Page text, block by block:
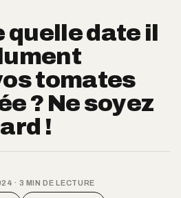
quelle date il
tomates
? Ne soyez
!
· 3 MIN DE LECTURE